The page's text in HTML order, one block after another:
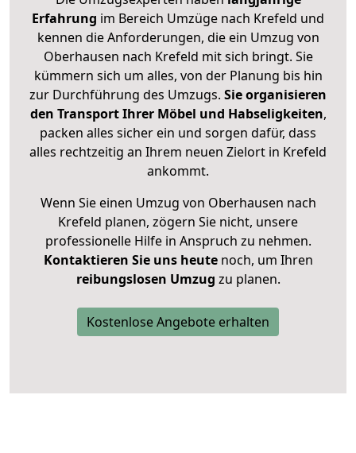
Erfahrung im Bereich Umzüge nach Krefeld und
kennen die Anforderungen, die ein Umzug von
Oberhausen nach Krefeld mit sich bringt. Sie
kümmern sich um alles, von der Planung bis hin
zur Durchführung des Umzugs. Sie organisieren
den Transport Ihrer Möbel und Habseligkeiten,
packen alles sicher ein und sorgen dafür, dass
alles rechtzeitig an Ihrem neuen Zielort in Krefeld
ankommt.
Wenn Sie einen Umzug von Oberhausen nach
Krefeld planen, zögern Sie nicht, unsere
professionelle Hilfe in Anspruch zu nehmen.
Kontaktieren Sie uns heutenoch, um Ihren
reibungslosen Umzug zu planen.
Kostenlose Angebote erhalten